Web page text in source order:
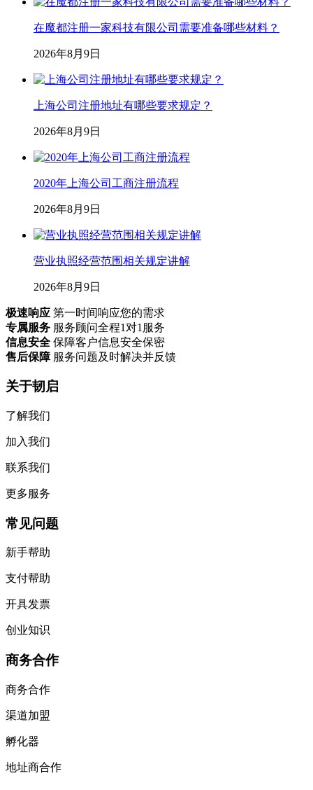
在魔都注册一家科技有限公司需要准备哪些材料？
2026年8月9日
上海公司注册地址有哪些要求规定？
2026年8月9日
2020年上海公司工商注册流程
2026年8月9日
营业执照经营范围相关规定讲解
2026年8月9日
极速响应 第一时间响应您的需求
专属服务 服务顾问全程1对1服务
信息安全 保障客户信息安全保密
售后保障 服务问题及时解决并反馈
关于韧启
了解我们
加入我们
联系我们
更多服务
常见问题
新手帮助
支付帮助
开具发票
创业知识
商务合作
商务合作
渠道加盟
孵化器
地址商合作